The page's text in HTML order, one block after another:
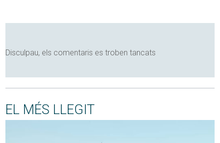
Disculpau, els comentaris es troben tancats
EL MÉS LLEGIT